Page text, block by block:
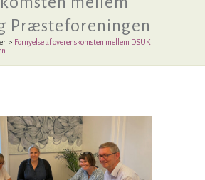
Præsteforeningen
> Fornyelse af overenskomsten mellem DSUK